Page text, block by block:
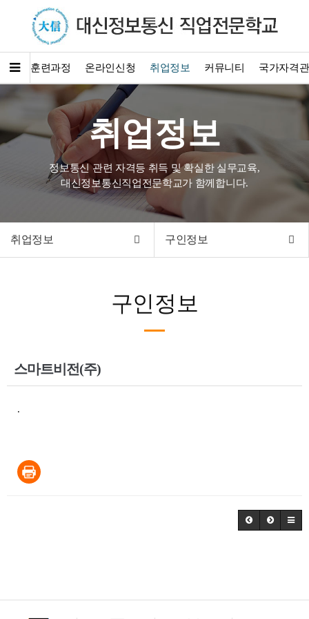
개 훈련과정 온라인신청 취업정보 커뮤니티 국가자격
취업정보
정보통신 관련 자격등 취득 및 확실한 실무교육,
대신정보통신직업전문학교가 함께합니다.
취업정보 구인정보
구인정보
스마트비전(주)
.